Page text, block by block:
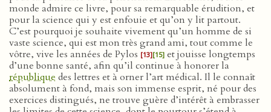
monde admire ce livre, pour sa remarquable érudition, et
pour la science qui y est enfouie et qu’on y lit partout.
C’est pourquoi je souhaite vivement qu’un homme de si
vaste science, qui est mon très grand ami, tout comme le
vôtre, vive les années de Pylos [13][15] et jouisse longtemps
d’une bonne santé, afin qu’il continue à honorer la
république des lettres et à orner l’art médical. Il le connaît
absolument à fond, mais son immense esprit, né pour des
exercices distingués, ne trouve guère d’intérêt à embrasser